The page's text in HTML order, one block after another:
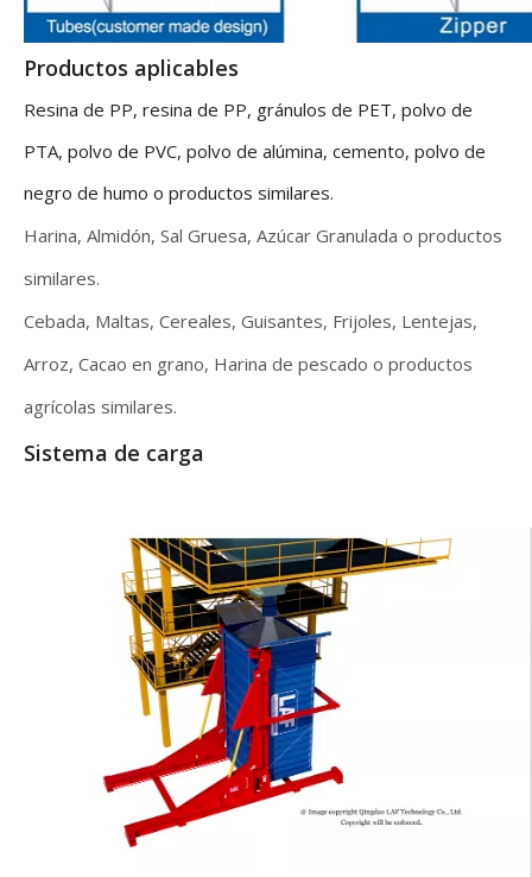
Productos aplicables
Resina de PP, resina de PP, gránulos de PET, polvo de
PTA, polvo de PVC, polvo de alúmina, cemento, polvo de
negro de humo o productos similares.
Harina, Almidón, Sal Gruesa, Azúcar Granulada o productos
similares.
Cebada, Maltas, Cereales, Guisantes, Frijoles, Lentejas,
Arroz, Cacao en grano, Harina de pescado o productos
agrícolas similares.
Sistema de carga